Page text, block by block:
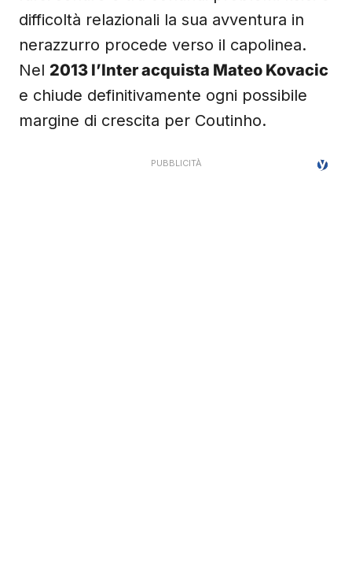
difficoltà relazionali la sua avventura in
nerazzurro procede verso il capolinea.
Nel 2013 l’Inter acquista Mateo Kovacic
e chiude definitivamente ogni possibile
margine di crescita per Coutinho.